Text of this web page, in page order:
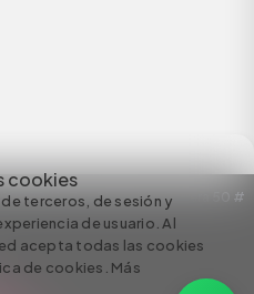
cookies
terceros, de sesión y
de usuario. Al
acepta todas las cookies
de cookies. Más
890924167-6 Dirección: Carrera 50 #